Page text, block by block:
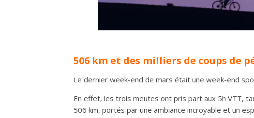
506 km et des milliers de coups de
Le dernier week-end de mars était une week-end
En effet, les trois meutes ont pris part aux 5h VTT,
506 km, portés par une ambiance incroyable et un